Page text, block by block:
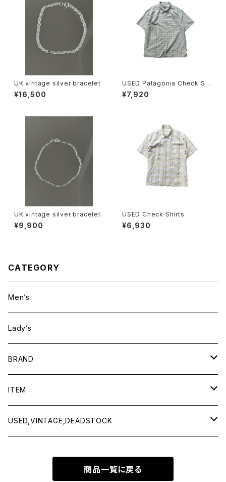
UK vintage silver bracelet
¥16,500
USED Patagonia Check Shi
rts
¥7,920
UK vintage silver bracelet
¥9,900
USED Check Shirts
¥6,930
CATEGORY
Men’s
Lady’s
BRAND
BAICYCLON by bagjack
Baserange
ITEM
Men
USED,VINTAGE,DEADSTOCK
商品一覧に戻る